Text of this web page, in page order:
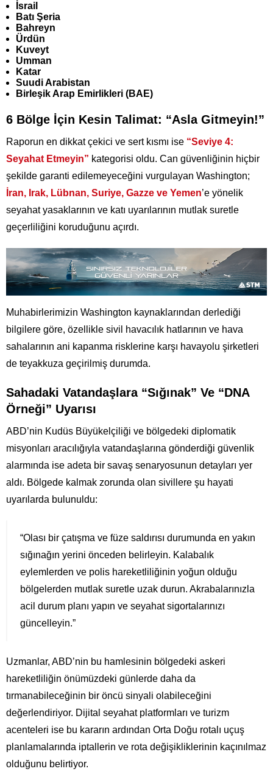
İsrail
Batı Şeria
Bahreyn
Ürdün
Kuveyt
Umman
Katar
Suudi Arabistan
Birleşik Arap Emirlikleri (BAE)
6 Bölge İçin Kesin Talimat: “Asla Gitmeyin!”
Raporun en dikkat çekici ve sert kısmı ise “Seviye 4:
Seyahat Etmeyin” kategorisi oldu. Can güvenliğinin hiçbir
şekilde garanti edilemeyeceğini vurgulayan Washington;
İran, Irak, Lübnan, Suriye, Gazze ve Yemen’e yönelik
seyahat yasaklarının ve katı uyarılarının mutlak suretle
geçerliliğini koruduğunu açırdı.
Muhabirlerimizin Washington kaynaklarından derlediği
bilgilere göre, özellikle sivil havacılık hatlarının ve hava
sahalarının ani kapanma risklerine karşı havayolu şirketleri
de teyakkuza geçirilmiş durumda.
Sahadaki Vatandaşlara “Sığınak” Ve “DNA
Örneği” Uyarısı
ABD’nin Kudüs Büyükelçiliği ve bölgedeki diplomatik
misyonları aracılığıyla vatandaşlarına gönderdiği güvenlik
alarmında ise adeta bir savaş senaryosunun detayları yer
aldı. Bölgede kalmak zorunda olan sivillere şu hayati
uyarılarda bulunuldu:
“Olası bir çatışma ve füze saldırısı durumunda en yakın
sığınağın yerini önceden belirleyin. Kalabalık
eylemlerden ve polis hareketliliğinin yoğun olduğu
bölgelerden mutlak suretle uzak durun. Akrabalarınızla
acil durum planı yapın ve seyahat sigortalarınızı
güncelleyin.”
Uzmanlar, ABD’nin bu hamlesinin bölgedeki askeri
hareketliliğin önümüzdeki günlerde daha da
tırmanabileceğinin bir öncü sinyali olabileceğini
değerlendiriyor. Dijital seyahat platformları ve turizm
acenteleri ise bu kararın ardından Orta Doğu rotalı uçuş
planlamalarında iptallerin ve rota değişikliklerinin kaçınılmaz
olduğunu belirtiyor.